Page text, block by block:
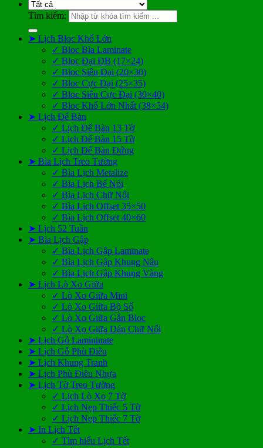
Tìm kiếm:
➤ Lịch Bloc Khổ Lớn
✓ Bloc Bìa Laminate
✓ Bloc Đại ĐB (17×24)
✓ Bloc Siêu Đại (20×30)
✓ Bloc Cực Đại (25×35)
✓ Bloc Siêu Cực Đại (30×40)
✓ Bloc Khổ Lớn Nhất (38×54)
➤ Lịch Để Bàn
✓ Lịch Để Bàn 13 Tờ
✓ Lịch Để Bàn 15 Tờ
✓ Lịch Để Bàn Đứng
➤ Bìa Lịch Treo Tường
✓ Bìa Lịch Metalize
✓ Bìa Lịch Bế Nổi
✓ Bìa Lịch Chữ Nổi
✓ Bìa Lịch Offset 35×50
✓ Bìa Lịch Offset 40×60
➤ Lịch 52 Tuần
➤ Bìa Lịch Gập
✓ Bìa Lịch Gập Laminate
✓ Bìa Lịch Gập Khung Nâu
✓ Bìa Lịch Gập Khung Vàng
➤ Lịch Lò Xo Giữa
✓ Lò Xo Giữa Mini
✓ Lò Xo Giữa Bộ Số
✓ Lò Xo Giữa Gắn Bloc
✓ Lò Xo Giữa Dán Chữ Nổi
➤ Lịch Gỗ Lamininate
➤ Lịch Gỗ Phù Điêu
➤ Lịch Khung Tranh
➤ Lịch Phù Điêu Nhựa
➤ Lịch Tờ Treo Tường
✓ Lịch Lò Xo 7 Tờ
✓ Lịch Nẹp Thiếc 5 Tờ
✓ Lịch Nẹp Thiếc 7 Tờ
➤ In Lịch Tết
✓ Tìm hiểu Lịch Tết